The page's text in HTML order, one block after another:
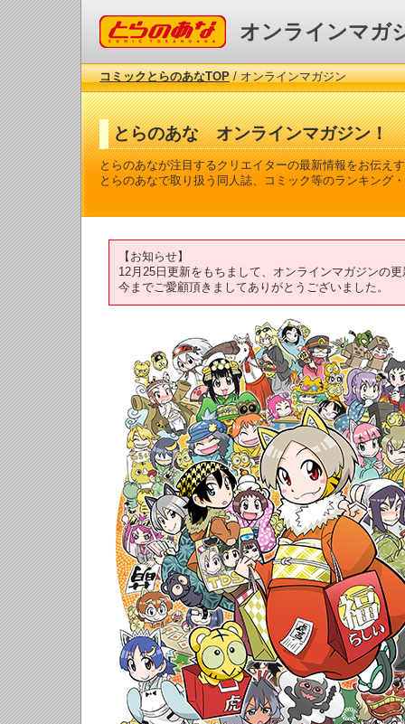
コミックとらのあな オンラインマガ
コミックとらのあなTOP/ オンラインマガジン
とらのあな オンラインマガジン！
とらのあなが注目するクリエイターの最新情報をお伝え
とらのあなで取り扱う同人誌、コミック等のランキング
【お知らせ】
12月25日更新をもちまして、オンラインマガジンの
今までご愛顧頂きましてありがとうございました。